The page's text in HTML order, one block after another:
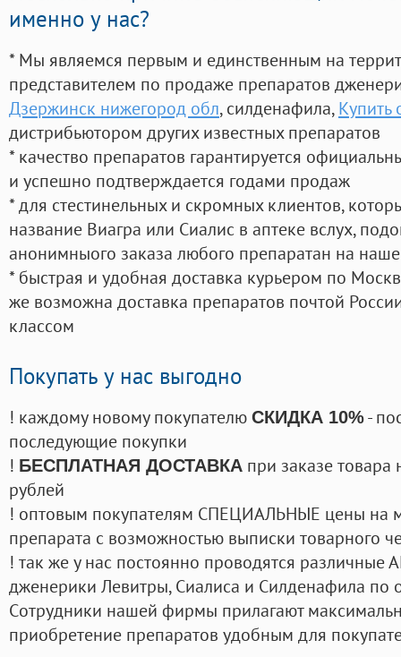
именно у нас?
* Мы являемся первым и единственным на
представителем по продаже препаратов
Дзержинск нижегород обл, силденафила, Купить
дистрибьютором других известных препаратов
* качество препаратов гарантируется
и успешно подтверждается годами продаж
* для стестинельных и скромных клиентов,
название Виагра или Сиалис в аптеке вслух,
анонимныого заказа любого препаратан на
* быстрая и удобная доставка курьером по
же возможна доставка препаратов почтой
классом
Покупать у нас выгодно
! каждому новому покупателю СКИДКА 10%-
последующие покупки
! БЕСПЛАТНАЯ ДОСТАВКА при заказе
рублей
! оптовым покупателям СПЕЦИАЛЬНЫЕ цены на
препарата с возможностью выписки товарного
! так же у нас постоянно проводятся
дженерики Левитры, Сиалиса и Силденафила по
Cотрудники нашей фирмы прилагают
приобретение препаратов удобным для